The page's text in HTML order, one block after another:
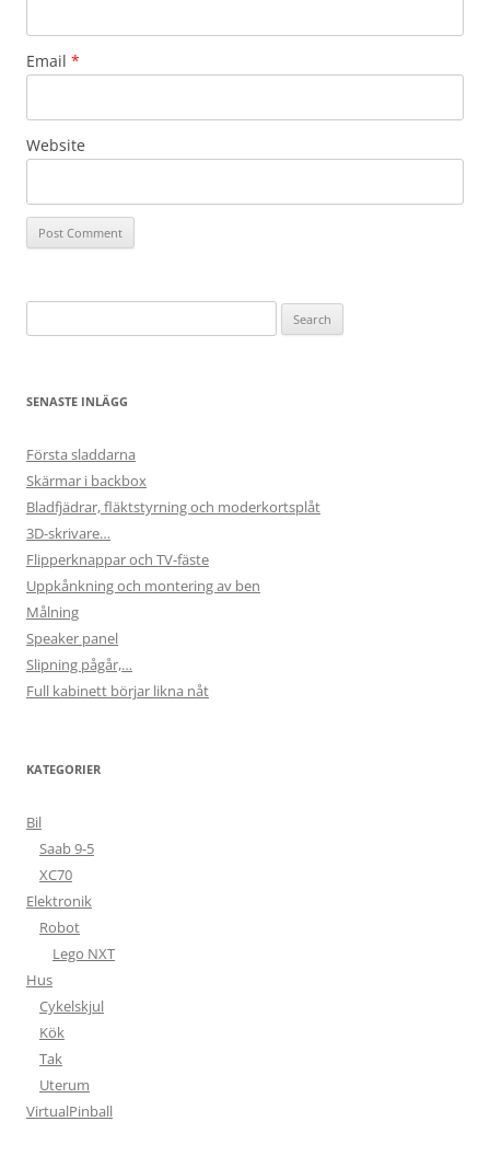
Email *
Website
for:
SENASTE INLÄGG
Första sladdarna
Skärmar i backbox
Bladfjädrar, fläktstyrning och moderkortsplåt
3D-skrivare…
Flipperknappar och TV-fäste
Uppkånkning och montering av ben
Målning
Speaker panel
Slipning pågår,…
Full kabinett börjar likna nåt
KATEGORIER
Bil
Saab 9-5
XC70
Elektronik
Robot
Lego NXT
Hus
Cykelskjul
Kök
Tak
Uterum
VirtualPinball